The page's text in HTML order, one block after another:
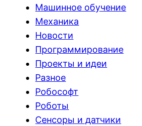
Машинное обучение
Механика
Новости
Программирование
Проекты и идеи
Разное
Робософт
Роботы
Сенсоры и датчики